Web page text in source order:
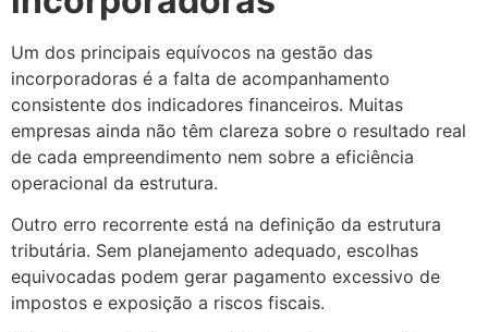
Um dos principais equívocos na gestão das
incorporadoras é a falta de acompanhamento
consistente dos indicadores financeiros. Muitas
empresas ainda não têm clareza sobre o resultado real
de cada empreendimento nem sobre a eficiência
operacional da estrutura.
Outro erro recorrente está na definição da estrutura
tributária. Sem planejamento adequado, escolhas
equivocadas podem gerar pagamento excessivo de
impostos e exposição a riscos fiscais.